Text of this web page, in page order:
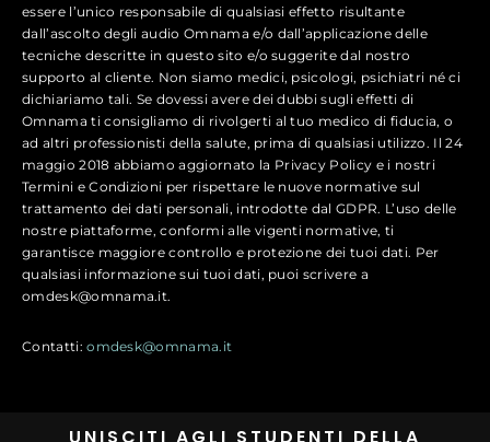
essere l’unico responsabile di qualsiasi effetto risultante
dall’ascolto degli audio Omnama e/o dall’applicazione delle
tecniche descritte in questo sito e/o suggerite dal nostro
supporto al cliente. Non siamo medici, psicologi, psichiatri né ci
dichiariamo tali. Se dovessi avere dei dubbi sugli effetti di
Omnama ti consigliamo di rivolgerti al tuo medico di fiducia, o
ad altri professionisti della salute, prima di qualsiasi utilizzo. Il 24
maggio 2018 abbiamo aggiornato la Privacy Policy e i nostri
Termini e Condizioni per rispettare le nuove normative sul
trattamento dei dati personali, introdotte dal GDPR. L’uso delle
nostre piattaforme, conformi alle vigenti normative, ti
garantisce maggiore controllo e protezione dei tuoi dati. Per
qualsiasi informazione sui tuoi dati, puoi scrivere a
omdesk@omnama.it.
Contatti:omdesk@omnama.it